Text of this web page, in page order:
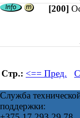
[200]
Стр.: <== Пред.
Служба
поддержки: